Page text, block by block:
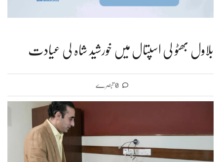
بلاول بھٹو کی اسپتال میں خورشید شاہ کی عیادت
0 تبصرے